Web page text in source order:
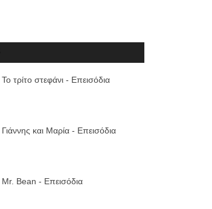
Το τρίτο στεφάνι - Επεισόδια
Γιάννης και Μαρία - Επεισόδια
Mr. Bean - Επεισόδια